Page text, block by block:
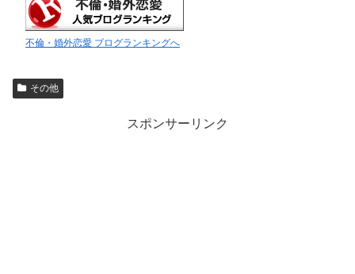
不倫・婚外恋愛 ブログランキングへ
その他
スポンサーリンク